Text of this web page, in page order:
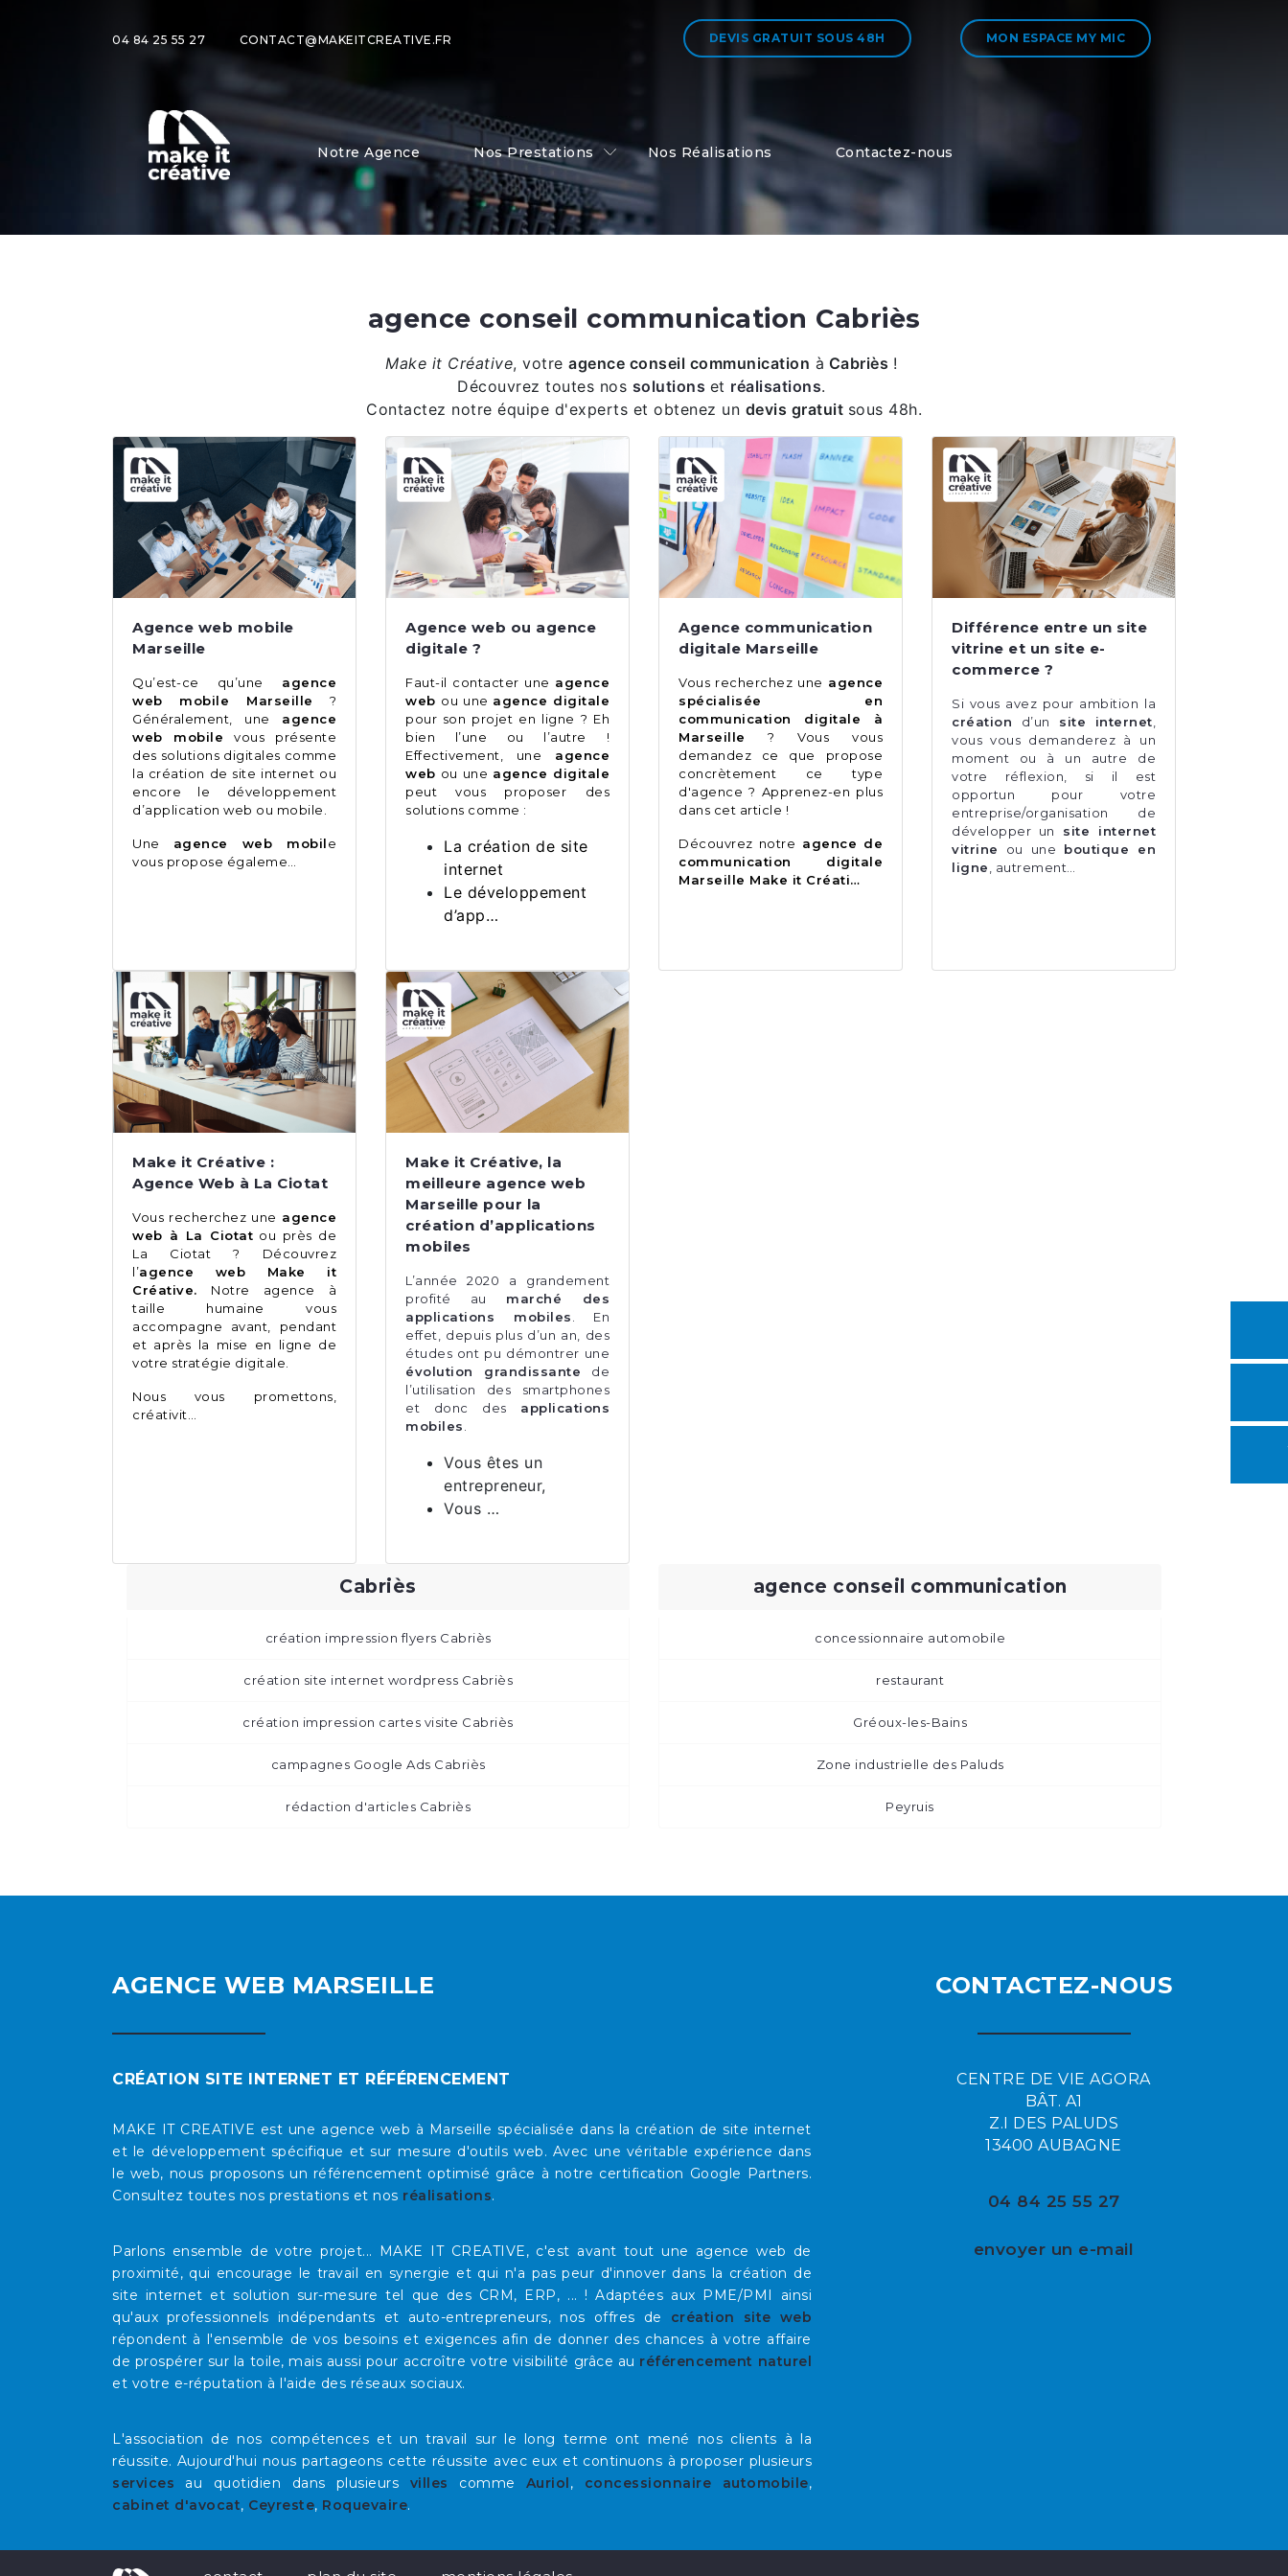
04 84 25 55 27 CONTACT@MAKEITCREATIVE.FR DEVIS GRATUIT SOUS 48H MON ESPACE MY MIC
Notre Agence Nos Prestations Nos Réalisations Contactez-nous
agence conseil communication Cabriès
Make it Créative, votre agence conseil communication à Cabriès !
Découvrez toutes nos solutions et réalisations.
Contactez notre équipe d'experts et obtenez un devis gratuit sous 48h.
Agence web mobile
Marseille
Qu’est-ce qu’une agence
web mobile Marseille
?
Généralement, une agence
web mobile vous présente
des solutions digitales comme
la création de site internet ou
encore le développement
d’application web ou mobile.
Une agence web mobile
vous propose égaleme…
Agence web ou agence
digitale ?
Faut-il contacter une agence
web ou une agence digitale
pour son projet en ligne ? Eh
bien l’une ou l’autre !
Effectivement, une agence
web ou une agence digitale
peut vous proposer des
solutions comme :
La création de site
internet
Le développement
d’app…
Agence communication
digitale Marseille
Vous recherchez une agence
spécialisée en
communication digitale à
Marseille ? Vous vous
demandez ce que propose
concrètement ce type
d'agence ? Apprenez-en plus
dans cet article !
Découvrez notre agence de
communication digitale
Marseille Make it Créati…
Différence entre un site
vitrine et un site e-
commerce ?
Si vous avez pour ambition la
création d’un site internet,
vous vous demanderez à un
moment ou à un autre de
votre réflexion, si il est
opportun pour votre
entreprise/organisation de
développer un
site internet
vitrine ou une boutique en
ligne, autrement…
Make it Créative :
Agence Web à La Ciotat
Vous recherchez une agence
web à La Ciotat ou près de
La Ciotat ? Découvrez
l’agence web Make it
Créative. Notre agence à
taille humaine vous
accompagne avant, pendant
et après la mise en ligne de
votre stratégie digitale.
Nous vous promettons,
créativit…
Make it Créative, la
meilleure agence web
Marseille pour la
création d’applications
mobiles
L’année 2020 a grandement
profité au marché des
applications mobiles. En
effet, depuis plus d’un an, des
études ont pu démontrer une
évolution grandissante de
l’utilisation des smartphones
et donc des applications
mobiles.
Vous êtes un
entrepreneur,
Vous …
Cabriès
création impression flyers Cabriès
création site internet wordpress Cabriès
création impression cartes visite Cabriès
campagnes Google Ads Cabriès
rédaction d'articles Cabriès
agence conseil communication
concessionnaire automobile
restaurant
Gréoux-les-Bains
Zone industrielle des Paluds
Peyruis
AGENCE WEB MARSEILLE
CRÉATION SITE INTERNET ET RÉFÉRENCEMENT
MAKE IT CREATIVE est une agence web à Marseille spécialisée dans la création de site internet
et le développement spécifique et sur mesure d'outils web. Avec une véritable expérience dans
le web, nous proposons un référencement optimisé grâce à notre certification Google Partners.
Consultez toutes nos prestations et nos réalisations.
Parlons ensemble de votre projet... MAKE IT CREATIVE, c'est avant tout une agence web de
proximité, qui encourage le travail en synergie et qui n'a pas peur d'innover dans la création de
site internet et solution sur-mesure tel que des CRM, ERP, ... ! Adaptées aux PME/PMI ainsi
qu'aux professionnels indépendants et auto-entrepreneurs, nos offres de création site web
répondent à l'ensemble de vos besoins et exigences afin de donner des chances à votre affaire
de prospérer sur la toile, mais aussi pour accroître votre visibilité grâce au référencement naturel
et votre e-réputation à l'aide des réseaux sociaux.
L'association de nos compétences et un travail sur le long terme ont mené nos clients à la
réussite. Aujourd'hui nous partageons cette réussite avec eux et continuons à proposer plusieurs
services au quotidien dans plusieurs villes comme Auriol , concessionnaire automobile,
cabinet d'avocat, Ceyreste, Roquevaire.
CONTACTEZ-NOUS
CENTRE DE VIE AGORA
BÂT. A1
Z.I DES PALUDS
13400 AUBAGNE
04 84 25 55 27
envoyer un e-mail